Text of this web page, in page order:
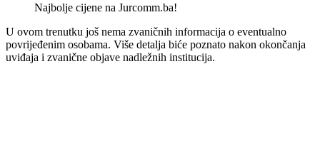
Najbolje cijene na Jurcomm.ba!
U ovom trenutku još nema zvaničnih informacija o eventualno
povrijeđenim osobama. Više detalja biće poznato nakon okončanja
uviđaja i zvanične objave nadležnih institucija.